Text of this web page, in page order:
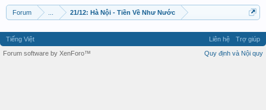
Forum 21/12: Hà Nội - Tiền Về Như Nước
Tiếng Việt Liên hệ
Trợ giúp
Quy định và Nội quy
Forum software by XenForo™